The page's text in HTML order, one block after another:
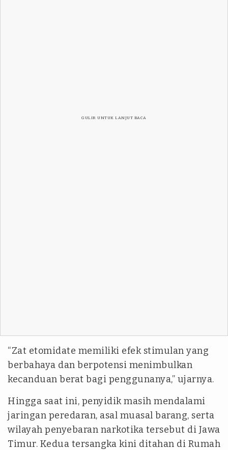
GULIR UNTUK LANJUT BACA
“Zat etomidate memiliki efek stimulan yang
berbahaya dan berpotensi menimbulkan
kecanduan berat bagi penggunanya,” ujarnya.
Hingga saat ini, penyidik masih mendalami
jaringan peredaran, asal muasal barang, serta
wilayah penyebaran narkotika tersebut di Jawa
Timur. Kedua tersangka kini ditahan di Rumah